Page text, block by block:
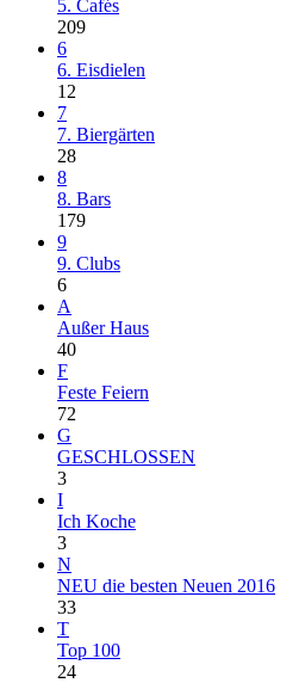
5. Cafés
209
6
6. Eisdielen
12
7
7. Biergärten
28
8
8. Bars
179
9
9. Clubs
6
A
Außer Haus
40
F
Feste Feiern
72
G
GESCHLOSSEN
3
I
Ich Koche
3
N
NEU die besten Neuen 2016
33
T
Top 100
24